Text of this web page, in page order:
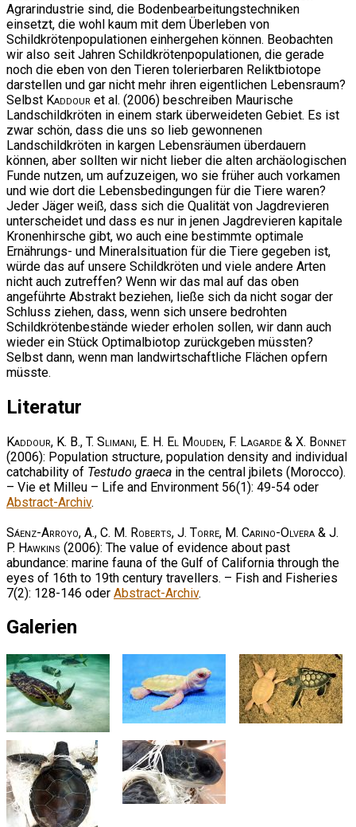
Agrarindustrie sind, die Bodenbearbeitungstechniken
einsetzt, die wohl kaum mit dem Überleben von
Schildkrötenpopulationen einhergehen können. Beobachten
wir also seit Jahren Schildkrötenpopulationen, die gerade
noch die eben von den Tieren tolerierbaren Reliktbiotope
darstellen und gar nicht mehr ihren eigentlichen Lebensraum?
Selbst Kaddour et al. (2006) beschreiben Maurische
Landschildkröten in einem stark überweideten Gebiet. Es ist
zwar schön, dass die uns so lieb gewonnenen
Landschildkröten in kargen Lebensräumen überdauern
können, aber sollten wir nicht lieber die alten archäologischen
Funde nutzen, um aufzuzeigen, wo sie früher auch vorkamen
und wie dort die Lebensbedingungen für die Tiere waren?
Jeder Jäger weiß, dass sich die Qualität von Jagdrevieren
unterscheidet und dass es nur in jenen Jagdrevieren kapitale
Kronenhirsche gibt, wo auch eine bestimmte optimale
Ernährungs- und Mineralsituation für die Tiere gegeben ist,
würde das auf unsere Schildkröten und viele andere Arten
nicht auch zutreffen? Wenn wir das mal auf das oben
angeführte Abstrakt beziehen, ließe sich da nicht sogar der
Schluss ziehen, dass, wenn sich unsere bedrohten
Schildkrötenbestände wieder erholen sollen, wir dann auch
wieder ein Stück Optimalbiotop zurückgeben müssten?
Selbst dann, wenn man landwirtschaftliche Flächen opfern
müsste.
Literatur
Kaddour, K. B., T. Slimani, E. H. El Mouden, F. Lagarde & X. Bonnet
(2006): Population structure, population density and individual
catchability of Testudo graeca in the central jbilets (Morocco).
– Vie et Milleu – Life and Environment 56(1): 49-54 oder
Abstract-Archiv.
Sáenz-Arroyo, A., C. M. Roberts, J. Torre, M. Carino-Olvera & J.
P. Hawkins (2006): The value of evidence about past
abundance: marine fauna of the Gulf of California through the
eyes of 16th to 19th century travellers. – Fish and Fisheries
7(2): 128-146 oder Abstract-Archiv.
Galerien